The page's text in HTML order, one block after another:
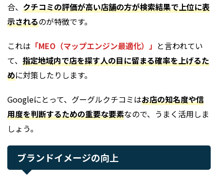
合、 クチコミの評価が高い店舗の方が検索結果で上位に表
示されるのが特徴です。
これは 「MEO（マップエンジン最適化）」 と言われてい
て、 指定地域内で店を探す人の目に留まる確率を上げるた
めに対策したりします。
Googleにとって、グーグルクチコミはお店の知名度や信
用度を判断するための重要な要素なので、うまく活用しま
しょう。
ブランドイメージの向上